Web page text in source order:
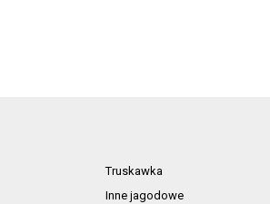
Truskawka
Inne jagodowe